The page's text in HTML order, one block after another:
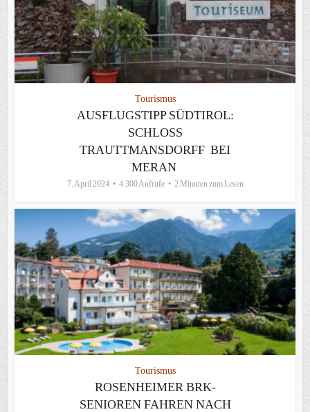
Tourismus
AUSFLUGSTIPP SÜDTIROL:
SCHLOSS
TRAUTTMANSDORFF BEI
MERAN
7. April 2024 4.300 Aufrufe 2 Minuten zum Lesen
Tourismus
ROSENHEIMER BRK-
SENIOREN FAHREN NACH